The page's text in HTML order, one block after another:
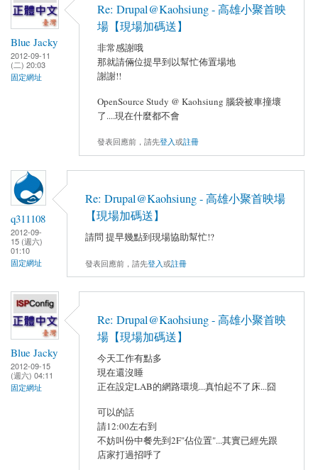
Blue Jacky
2012-09-11
(二) 20:03
固定網址
Re: Drupal@Kaohsiung - 高雄小聚首映
場【現場加碼送】
非常感謝哦
那就請倆位提早到以幫忙佈置場地
謝謝!!
OpenSource Study @ Kaohsiung 腦袋被車撞壞
了....現在什麼都不會
發表回應前，請先登入或註冊
q311108
2012-09-
15 (週六)
01:10
固定網址
Re: Drupal@Kaohsiung - 高雄小聚首映場
【現場加碼送】
請問 提早幾點到現場協助幫忙!?
發表回應前，請先登入或註冊
Blue Jacky
2012-09-15
(週六) 04:11
固定網址
Re: Drupal@Kaohsiung - 高雄小聚首映
場【現場加碼送】
今天工作有點多
現在還沒睡
正在設定LAB的網路環境...真怕起不了床...囧
可以的話
請12:00左右到
不妨叫份中餐先到2F"佔位置"...其實已經先跟
店家打過招呼了